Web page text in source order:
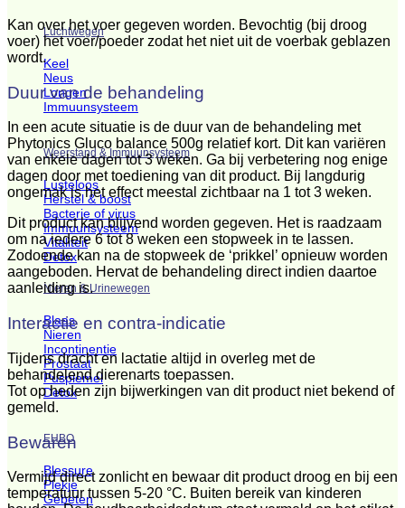
Luchtwegen
Keel
Neus
Longen
Immuunsysteem
Weerstand & Immuunsysteem
Lusteloos
Herstel & boost
Bacterie of virus
Immuunsysteem
Vitaliteit
Detox
Nieren & Urinewegen
Blaas
Nieren
Incontinentie
Prostaat
Puspiemel
Detox
EHBO
Blessure
Plekje
Gebeten
Kan over het voer gegeven worden. Bevochtig (bij droog
voer) het voer/poeder zodat het niet uit de voerbak geblazen
wordt.
Duur van de behandeling
In een acute situatie is de duur van de behandeling met
Phytonics Gluco balance 500g relatief kort. Dit kan variëren
van enkele dagen tot 3 weken. Ga bij verbetering nog enige
dagen door met toediening van dit product. Bij langdurig
ongemak is het effect meestal zichtbaar na 1 tot 3 weken.
Dit product kan blijvend worden gegeven. Het is raadzaam
om na iedere 6 tot 8 weken een stopweek in te lassen.
Zodoende kan na de stopweek de ‘prikkel’ opnieuw worden
aangeboden. Hervat de behandeling direct indien daartoe
aanleiding is.
Interactie en contra-indicatie
Tijdens dracht en lactatie altijd in overleg met de
behandelend dierenarts toepassen.
Tot op heden zijn bijwerkingen van dit product niet bekend of
gemeld.
Bewaren
Vermijd direct zonlicht en bewaar dit product droog en bij een
temperatuur tussen 5-20 °C. Buiten bereik van kinderen